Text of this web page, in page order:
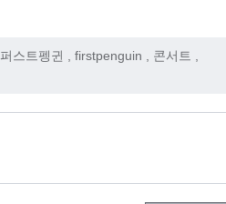
퍼스트펭귄 , firstpenguin , 콘서트 ,